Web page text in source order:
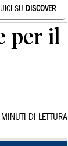
SU DISCOVER
per il
DI LETTURA